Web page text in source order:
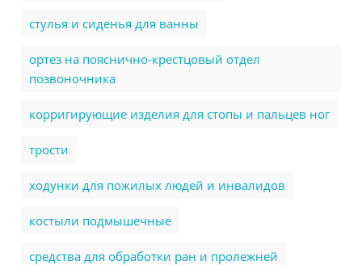
стулья и сиденья для ванны
ортез на пояснично-крестцовый отдел
позвоночника
корригирующие изделия для стопы и пальцев ног
трости
ходунки для пожилых людей и инвалидов
костыли подмышечные
cредства для обработки ран и пролежней